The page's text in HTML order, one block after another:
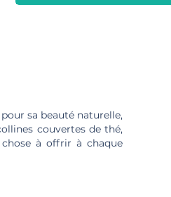
sa beauté naturelle,
couvertes de thé,
chose à offrir à chaque